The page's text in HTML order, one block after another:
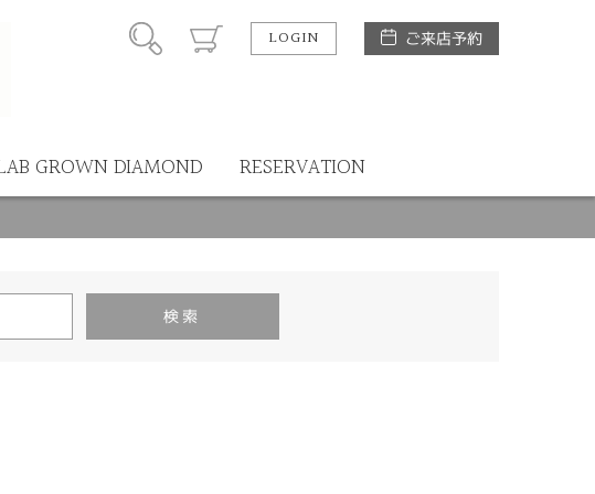
LOGIN ご来店予約
GROWN DIAMOND RESERVATION